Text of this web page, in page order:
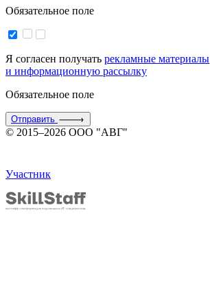
Обязательное поле
Я согласен получать рекламные материалы
и информационную рассылку
Обязательное поле
Отправить
© 2015–2026 ООО "АВГ"
Участник